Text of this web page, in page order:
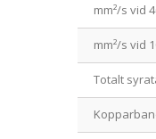
mm²/s vid
mm²/s vid
Totalt